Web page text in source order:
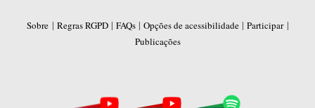
Sobre | Regras RGPD| FAQs| Opções de acessibilidade| Participar|
Publicações